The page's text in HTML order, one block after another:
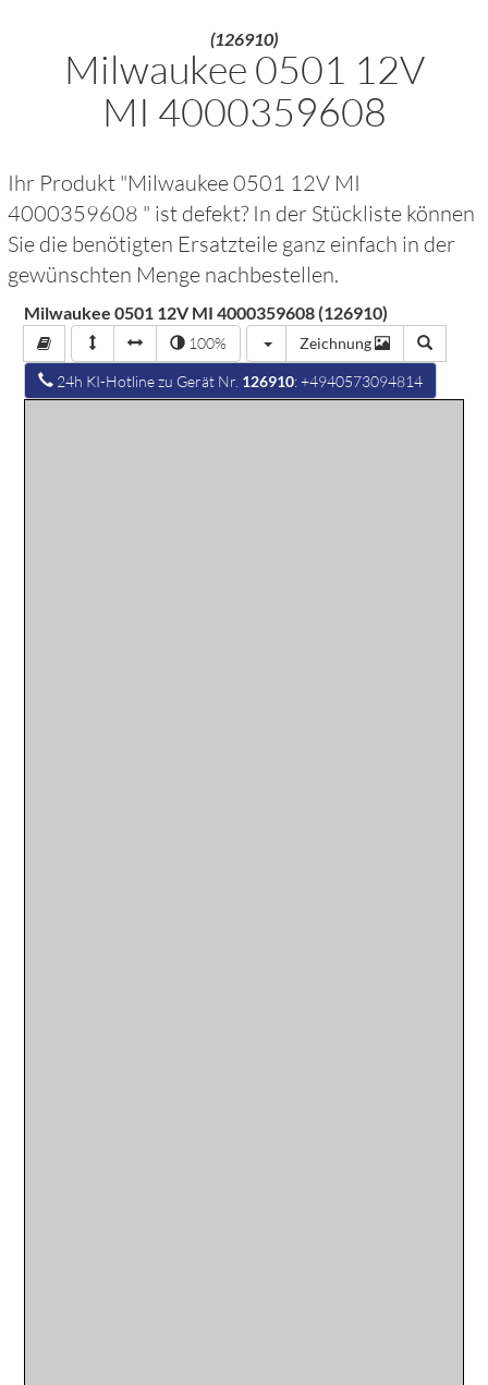
(126910)
Milwaukee 0501 12V
MI 4000359608
Ihr Produkt "Milwaukee 0501 12V MI
4000359608 " ist defekt? In der Stückliste können
Sie die benötigten Ersatzteile ganz einfach in der
gewünschten Menge nachbestellen.
Milwaukee 0501 12V MI 4000359608 (126910)
100% Zeichnung
24h KI-Hotline zu Gerät Nr. 126910: +4940573094814